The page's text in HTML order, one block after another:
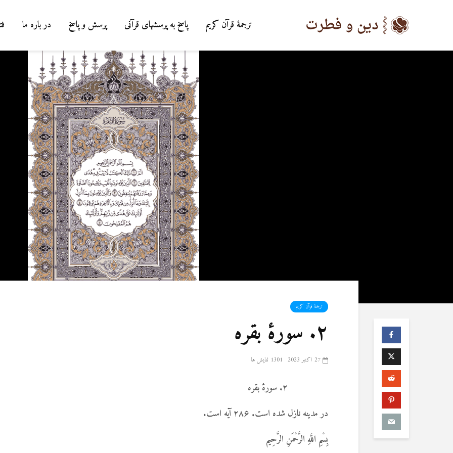
ترجمۀ قرآن کریم پاسخ به پرسشهای قرآنی پرسش و پاسخ در باره ما
ترجمۀ قرآن کریم
۲. سورۀ بقره
27 اکتبر 2023 1301 نمایش ها
سورۀ بقره
در مدینه نازل شده است. ۲۸۶ آیه است.
بِسْمِ اللَّهِ الرَّحْمَنِ الرَّحِیم
درباره سنگ زدن به
شیطان و دویدن مردان
میان صفا و مروه
20 جولای 2026
27 نمایش ها
شوهرم به سراغ زن دیگری
رفته، اما مرا طلاق
نمی‌دهد. چه باید کرد؟
19 جولای 2026